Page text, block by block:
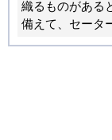
織るものがある
備えて、セータ